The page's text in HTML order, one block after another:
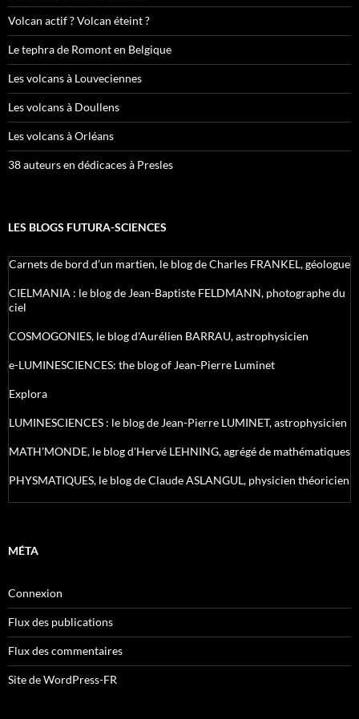
Volcan actif ? Volcan éteint ?
Le tephra de Romont en Belgique
Les volcans à Louveciennes
Les volcans à Doullens
Les volcans à Orléans
38 auteurs en dédicaces à Presles
LES BLOGS FUTURA-SCIENCES
Carnets de bord d’un martien, le blog de Charles FRANKEL, géologue
CIELMANIA : le blog de Jean-Baptiste FELDMANN, photographe du
ciel
COSMOGONIES, le blog d'Aurélien BARRAU, astrophysicien
e-LUMINESCIENCES: the blog of Jean-Pierre Luminet
Explora
LUMINESCIENCES : le blog de Jean-Pierre LUMINET, astrophysicien
MATH'MONDE, le blog d'Hervé LEHNING, agrégé de mathématiques
PHYSMATIQUES, le blog de Claude ASLANGUL, physicien théoricien
MÉTA
Connexion
Flux des publications
Flux des commentaires
Site de WordPress-FR